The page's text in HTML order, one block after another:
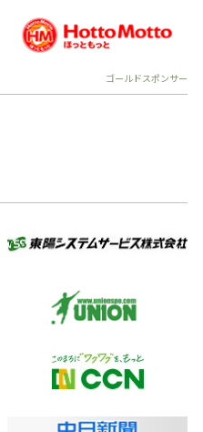
ゴールドスポンサー